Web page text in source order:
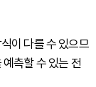
이 다를 수 있으므
측할 수 있는 전